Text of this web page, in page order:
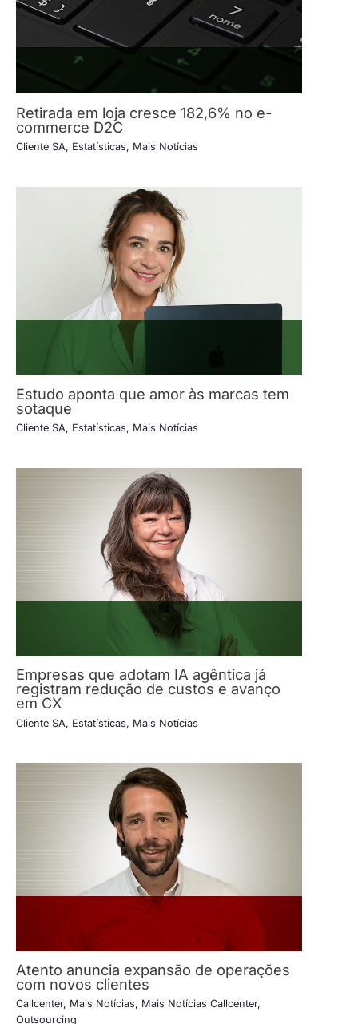
Retirada em loja cresce 182,6% no e-
commerce D2C
Cliente SA, Estatísticas, Mais Notícias
Estudo aponta que amor às marcas tem
sotaque
Cliente SA, Estatísticas, Mais Notícias
Empresas que adotam IA agêntica já
registram redução de custos e avanço
em CX
Cliente SA, Estatísticas, Mais Notícias
Atento anuncia expansão de operações
com novos clientes
Callcenter, Mais Notícias, Mais Notícias Callcenter,
Outsourcing